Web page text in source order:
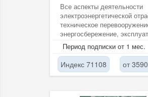
Все аспекты деятельности
электроэнергетической
техническое
энергосбережение,
и ремонт, защита
среды,...
Период подписки от 1 мес.
Индекс 71108 от